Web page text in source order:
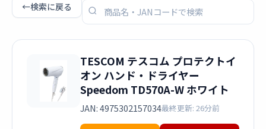
←検索に戻る
TESCOM テスコム プロテクトイ
オン ハンド・ドライヤー
Speedom TD570A-W ホワイト
JAN: 4975302157034最終更新: 26分前